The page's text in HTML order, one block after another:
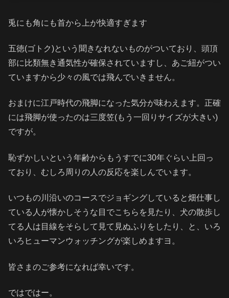
兎にも角にも首から上が快適すぎます
五徳(ゴトク)という聞きなれないものがついており、頭頂
部に比類無き通気性が確保されていますし、あご紐がつい
ていますから少々の風では飛んでいきません。
おまけに江戸時代の飛脚になった気分が味わえます。正確
には飛脚が使ったのは三度笠(もう一回りサイズが大きい)
ですが。
恥ずかしいという年齢からもうすでに30年ぐらい上回っ
ており、むしろ周りの人の反応を楽しんでいます。
いつもの川沿いのコースでジョギングしていると畑仕事し
ている人が懐かしそうな目でこちらを見たり、犬の散歩し
てる人は目線をそらして見て見ぬふりをしたり、と、いろ
いろヒューマンウォッチングが楽しめますヨ。
皆さまのご参考になれば幸いです。
ではではー。